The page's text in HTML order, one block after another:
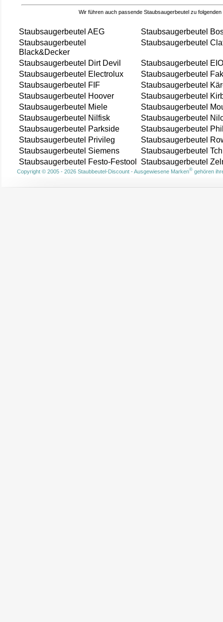
Wir führen auch passende Staubsaugerbeutel zu folgenden
Staubsaugerbeutel AEG
Staubsaugerbeutel
Staubsaugerbeutel
Black&Decker
Staubsaugerbeutel
Staubsaugerbeutel Dirt Devil
Staubsaugerbeutel
Staubsaugerbeutel Electrolux
Staubsaugerbeutel
Staubsaugerbeutel FIF
Staubsaugerbeutel
Staubsaugerbeutel Hoover
Staubsaugerbeutel
Staubsaugerbeutel Miele
Staubsaugerbeutel
Staubsaugerbeutel Nilfisk
Staubsaugerbeutel
Staubsaugerbeutel Parkside
Staubsaugerbeutel
Staubsaugerbeutel Privileg
Staubsaugerbeutel
Staubsaugerbeutel Siemens
Staubsaugerbeutel
Staubsaugerbeutel Festo-Festool
Staubsaugerbeutel
Copyright © 2005 - 2026 Staubbeutel-Discount - Ausgewiesene Marken®gehören